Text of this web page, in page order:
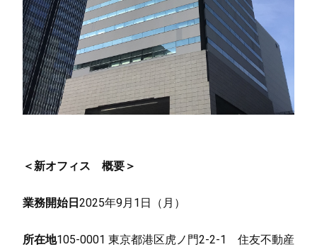
＜新オフィス 概要＞
業務開始日2025年9月1日（月）
所在地105-0001 東京都港区虎ノ門2-2-1 住友不動産